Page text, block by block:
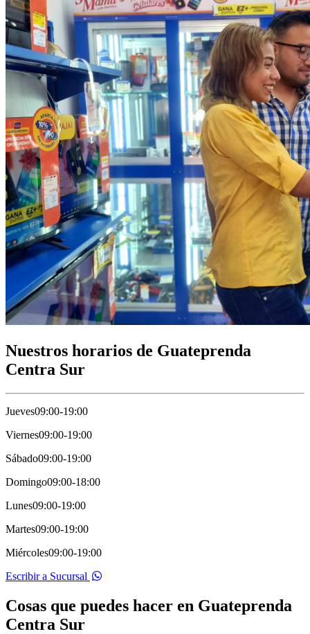
Nuestros horarios de Guateprenda
Centra Sur
Jueves09:00-19:00
Viernes09:00-19:00
Sábado09:00-19:00
Domingo09:00-18:00
Lunes09:00-19:00
Martes09:00-19:00
Miércoles09:00-19:00
Escribir a Sucursal
Cosas que puedes hacer en Guateprenda
Centra Sur